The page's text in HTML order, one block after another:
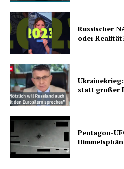
Russischer
oder
statt großer
Pentagon-